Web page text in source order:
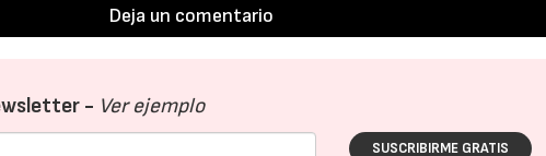
Deja un comentario
- Ver ejemplo
SUSCRIBIRME GRATIS